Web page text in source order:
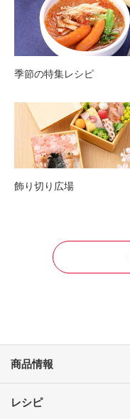
季節の特集レシピ
飾り切り広場
商品情報
レシピ